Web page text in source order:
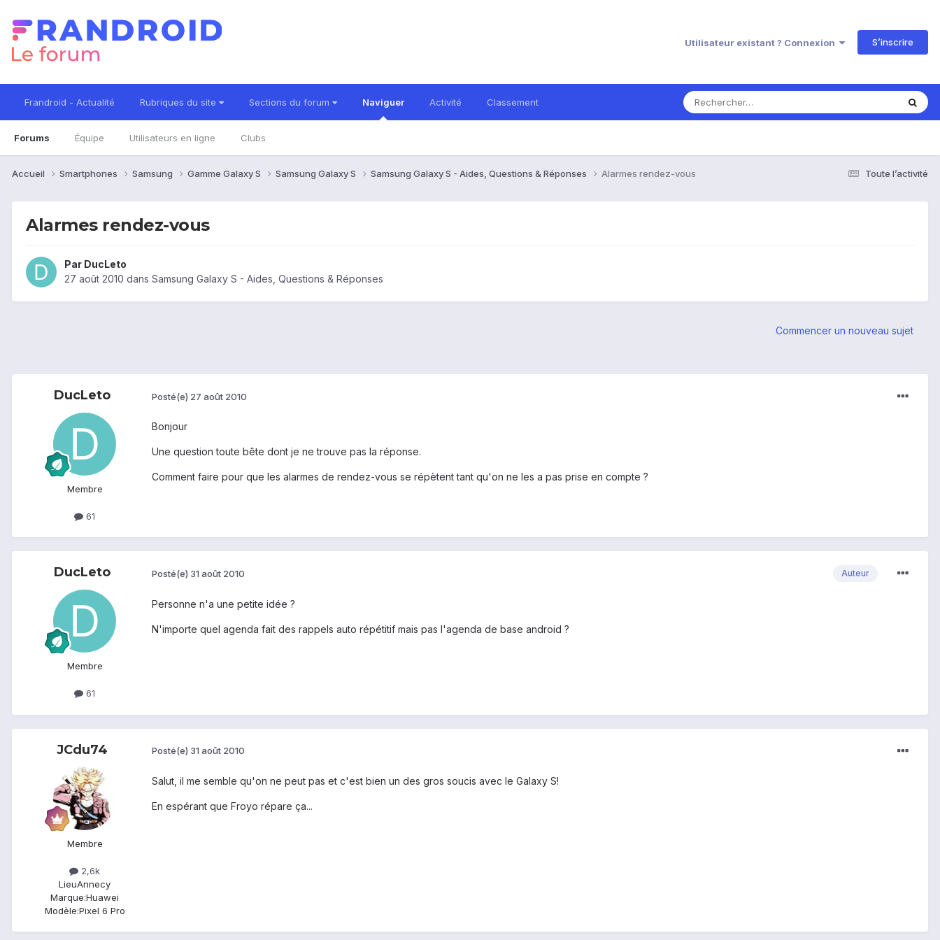
Utilisateur existant ? Connexion S’inscrire
Frandroid - Actualité Rubriques du site Sections du forum Naviguer
Forums Équipe Utilisateurs en ligne Clubs
Activité Classement
Toute l’activité
Accueil Smartphones Samsung Gamme Galaxy S Samsung Galaxy S Samsung Galaxy S - Aides, Questions & Réponses Alarmes rendez-vous
Alarmes rendez-vous
Par DucLeto
27 août 2010 dans Samsung Galaxy S - Aides, Questions & Réponses
Commencer un nouveau sujet
DucLeto
Membre
61
Posté(e) 27 août 2010
Bonjour
Une question toute bête dont je ne trouve pas la réponse.
Comment faire pour que les alarmes de rendez-vous se répètent tant qu'on ne les a pas prise en compte ?
DucLeto
Membre
61
Auteur
Posté(e) 31 août 2010
Personne n'a une petite idée ?
N'importe quel agenda fait des rappels auto répétitif mais pas l'agenda de base android ?
JCdu74
Membre
2,6k
LieuAnnecy
Marque:Huawei
Modèle:Pixel 6 Pro
Posté(e) 31 août 2010
Salut, il me semble qu'on ne peut pas et c'est bien un des gros soucis avec le Galaxy S!
En espérant que Froyo répare ça...